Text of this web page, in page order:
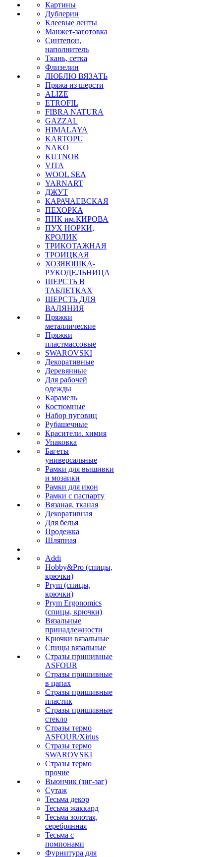
Картины
Дублерин
Клеевые ленты
Манжет-заготовка
Синтепон,
наполнитель
Ткань, сетка
Флизелин
ЛЮБЛЮ ВЯЗАТЬ
Пряжа из шерсти
ALIZE
ETROFIL
FIBRA NATURA
GAZZAL
HIMALAYA
KARTOPU
NAKO
KUTNOR
VITA
WOOL SEA
YARNART
ДЖУТ
КАРАЧАЕВСКАЯ
ПЕХОРКА
ПНК им.КИРОВА
ПУХ НОРКИ,
КРОЛИК
ТРИКОТАЖНАЯ
ТРОИЦКАЯ
ХОЗЯЮШКА-
РУКОДЕЛЬНИЦА
ШЕРСТЬ В
ТАБЛЕТКАХ
ШЕРСТЬ ДЛЯ
ВАЛЯНИЯ
Пряжки
металлические
Пряжки
пластмассовые
SWAROVSKI
Декоративные
Деревянные
Для рабочей
одежды
Карамель
Костюмные
Набор пуговиц
Рубашечные
Красители. химия
Упаковка
Багеты
универсальные
Рамки для вышивки
и мозаики
Рамки для икон
Рамки с паспарту
Вязаная, тканая
Декоративная
Для белья
Продежка
Шляпная
Addi
Hobby&Pro (спицы,
крючки)
Prym (спицы,
крючки)
Prym Ergonomics
(спицы, крючки)
Вязальные
принадлежности
Крючки вязальные
Спицы вязальные
Стразы пришивные
ASFOUR
Стразы пришивные
в цапах
Стразы пришивные
пластик
Стразы пришивные
стекло
Стразы термо
ASFOUR/Xirius
Стразы термо
SWAROVSKI
Стразы термо
прочие
Вьюнчик (зиг-заг)
Сутаж
Тесьма декор
Тесьма жаккард
Тесьма золотая,
серебрянная
Тесьма с
помпонами
Фурнитура для